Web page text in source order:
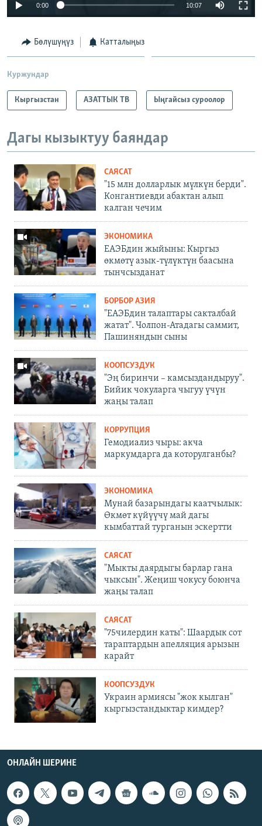
0:00 10:07
Бөлүшүңүз Катталыңыз
Куржундар
Кыргызстан АЗАТТЫК ТВ Ыңгайсыз суроолор
Дагы кызыктуу баяндар
САЯСАТ
"15 млн долларлык мүлкүн берди".
Конгантиевди абактан алып
калган чечим
ЭКОНОМИКА
ЕАЭБдин жыйыны: Кыргыз
өкмөтү азык-түлүктүн баасына
тынчсызданат
БОРБОР АЗИЯ
"ЕАЭБдин талаптары сакталбай
жатат". Чолпон-Атадагы саммит,
Пашиняндын сыны
КООПСУЗДУК
"Эң биринчи – камсыздандыруу".
Бийик чокуларга чыгуу үчүн
жаңы талап
КОРРУПЦИЯ
Гемодиализ чыры: акча
маркумдарга да которулганбы?
ЭКОНОМИКА
Мунай базарындагы каатчылык:
Өкмөт күйүүчү май дагы
кымбаттай турганын эскертти
САЯСАТ
"Мыкты даярдыгы барлар гана
чыксын". Жеңиш чокусу боюнча
жаңы талап
САЯСАТ
"75чилердин каты": Шаардык сот
тараптардын апелляция арызын
карайт
КООПСУЗДУК
Украин армиясы "жок кылган"
кыргызстандыктар кимдер?
ОНЛАЙН ШЕРИНЕ